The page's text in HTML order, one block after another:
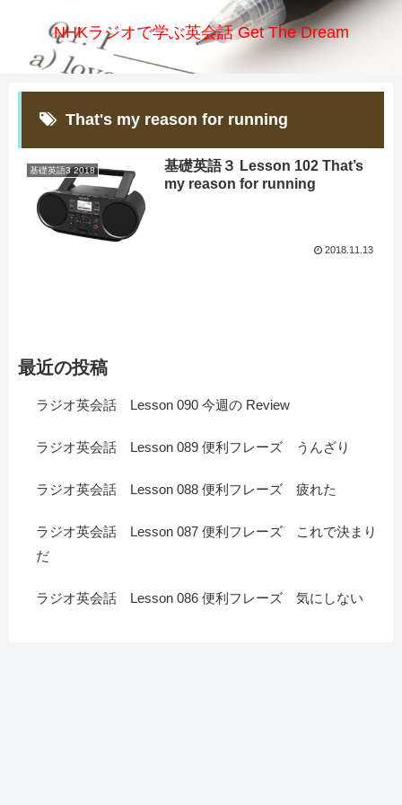
NHKラジオで学ぶ英会話 Get The Dream
That's my reason for running
基礎英語3 2018
基礎英語３ Lesson 102 That’s
my reason for running
2018.11.13
最近の投稿
ラジオ英会話 Lesson 090 今週の Review
ラジオ英会話 Lesson 089 便利フレーズ うんざり
ラジオ英会話 Lesson 088 便利フレーズ 疲れた
ラジオ英会話 Lesson 087 便利フレーズ これで決まり
だ
ラジオ英会話 Lesson 086 便利フレーズ 気にしない